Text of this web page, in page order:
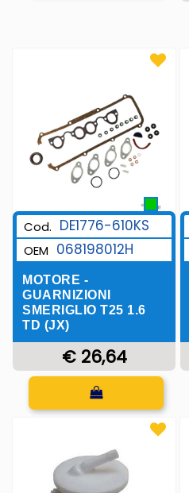
Cod. DE1776-610KS
OEM 068198012H
MOTORE -
GUARNIZIONI
SMERIGLIO T25 1.6
TD (JX)
€ 26,64
Quantità